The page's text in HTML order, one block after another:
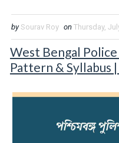
by Sourav Roy on Thursday,
West Bengal Police
Pattern & Syllabus |